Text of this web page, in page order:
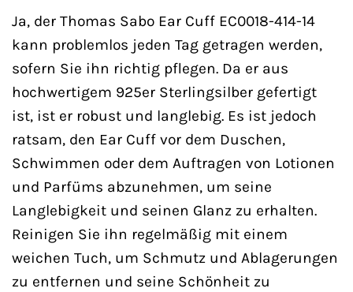
Ja, der Thomas Sabo Ear Cuff EC0018-414-14
kann problemlos jeden Tag getragen werden,
sofern Sie ihn richtig pflegen. Da er aus
hochwertigem 925er Sterlingsilber gefertigt
ist, ist er robust und langlebig. Es ist jedoch
ratsam, den Ear Cuff vor dem Duschen,
Schwimmen oder dem Auftragen von Lotionen
und Parfüms abzunehmen, um seine
Langlebigkeit und seinen Glanz zu erhalten.
Reinigen Sie ihn regelmäßig mit einem
weichen Tuch, um Schmutz und Ablagerungen
zu entfernen und seine Schönheit zu